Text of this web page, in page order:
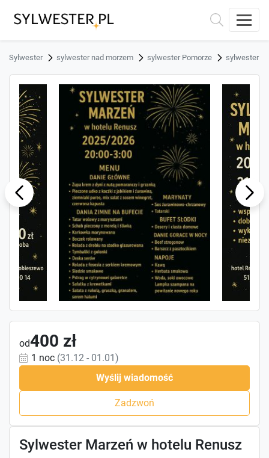
Sylwester sylwester nad morzem sylwester Pomorze sylwester
Previ
ous
Next
od400 zł
1 noc (31.12 - 01.01)
Wyślij wiadomość
Zadzwoń
Sylwester Marzeń w hotelu Renusz